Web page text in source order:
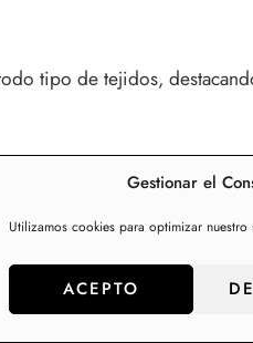
Gestionar el
Utilizamos cookies para optimizar
ACEPTO
tipo de tejidos,